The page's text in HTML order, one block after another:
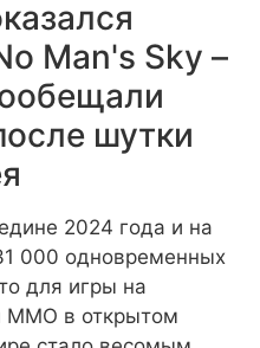
Man's Sky –
шутки
2024 года и на
000 одновременных
для игры на
в открытом